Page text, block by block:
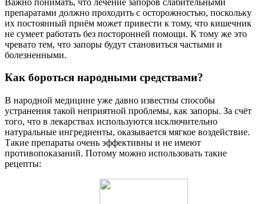
препаратами должно проходить с осторожностью, поскольку
их постоянный приём может привести к тому, что кишечник
не сумеет работать без посторонней помощи. К тому же это
чревато тем, что запоры будут становиться частыми и
болезненными.
Как бороться народными средствами?
В народной медицине уже давно известны способы
устранения такой неприятной проблемы, как запоры. За счёт
того, что в лекарствах используются исключительно
натуральные ингредиенты, оказывается мягкое воздействие.
Такие препараты очень эффективны и не имеют
противопоказаний. Потому можно использовать такие
рецепты: